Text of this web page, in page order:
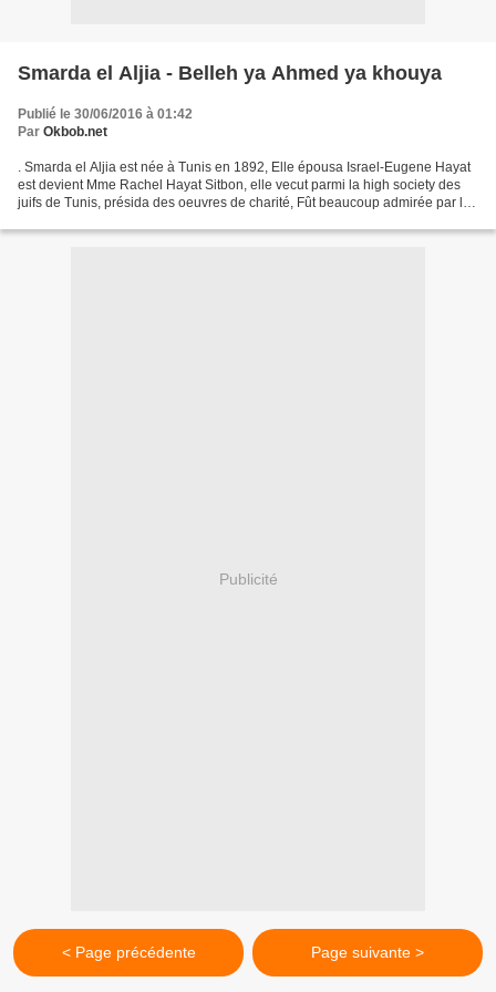
Smarda el Aljia - Belleh ya Ahmed ya khouya
Publié le 30/06/2016 à 01:42
Par Okbob.net
. Smarda el Aljia est née à Tunis en 1892, Elle épousa Israel-Eugene Hayat
est devient Mme Rachel Hayat Sitbon, elle vecut parmi la high society des
juifs de Tunis, présida des oeuvres de charité, Fût beaucoup admirée par les
Publicité
< Page précédente Page suivante >